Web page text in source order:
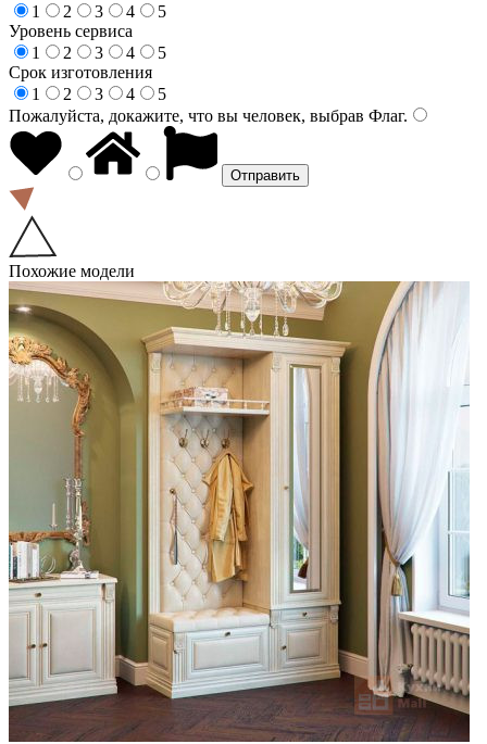
1
2 3 4
5
Уровень сервиса
1
2 3 4
5
Срок изготовления
1
2 3 4
5
Пожалуйста, докажите, что вы человек, выбрав Флаг.
Похожие модели